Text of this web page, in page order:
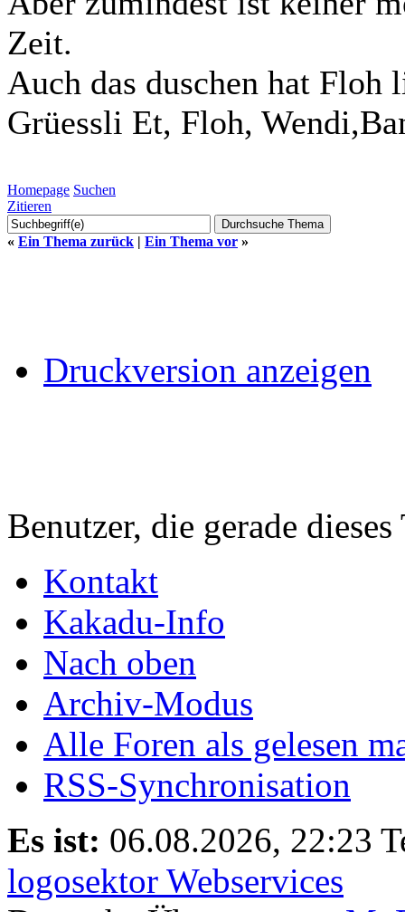
Zeit.
Auch das duschen hat Floh
Grüessli Et, Floh,
Homepage Suchen
Zitieren
« Ein Thema zurück | Ein Thema vor »
Druckversion anzeigen
Benutzer, die gerade
Kontakt
Kakadu-Info
Nach oben
Archiv-Modus
Alle Foren als gelesen
RSS-Synchronisation
Es ist: 06.08.2026, 22:23
logosektor Webservices